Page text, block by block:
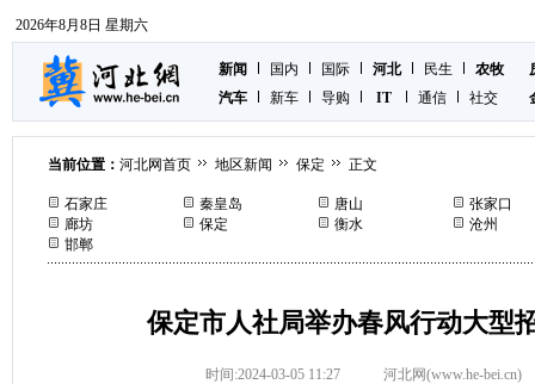
2026年8月8日 星期六
新闻 国内 国际 河北 民生
农牧
汽车
新车 导购 IT 通信 社交
当前位置： 河北网首页 地区新闻 保定 正文
石家庄 秦皇岛 唐山
张家口
廊坊
保定 衡水
沧州
邯郸
保定市人社局举办春风行动大型
时间:2024-03-05 11:27 河北网(www.he-bei.cn)